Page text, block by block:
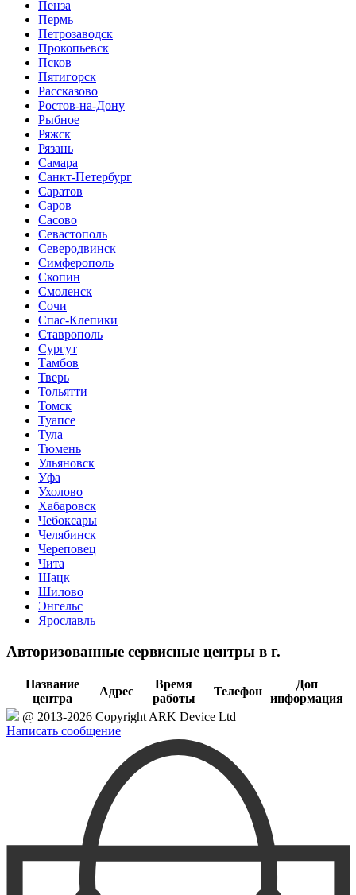
Пенза
Пермь
Петрозаводск
Прокопьевск
Псков
Пятигорск
Рассказово
Ростов-на-Дону
Рыбное
Ряжск
Рязань
Самара
Санкт-Петербург
Саратов
Саров
Сасово
Севастополь
Северодвинск
Симферополь
Скопин
Смоленск
Сочи
Спас-Клепики
Ставрополь
Сургут
Тамбов
Тверь
Тольятти
Томск
Туапсе
Тула
Тюмень
Ульяновск
Уфа
Ухолово
Хабаровск
Чебоксары
Челябинск
Череповец
Чита
Шацк
Шилово
Энгельс
Ярославль
Авторизованные сервисные центры в г.
Название
центра
Адрес
Время
работы
Телефон
Доп
информация
@ 2013-2026 Copyright ARK Device Ltd
Написать сообщение